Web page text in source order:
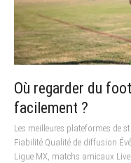
Où regarder du
facilement ?
Les meilleures plateformes de
Fiabilité Qualité de diffusion
Ligue MX, matchs amicaux Live